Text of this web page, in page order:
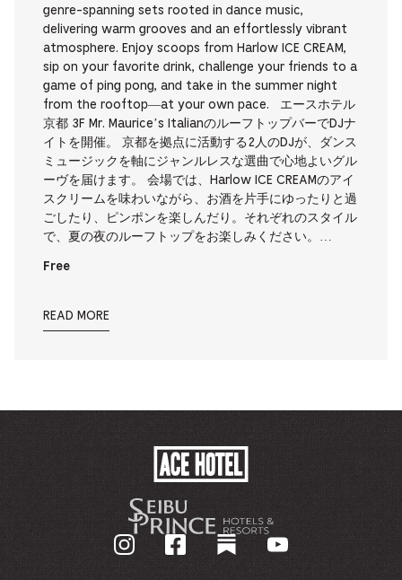
genre-spanning sets rooted in dance music,
delivering warm grooves and an effortlessly vibrant
atmosphere. Enjoy scoops from Harlow ICE CREAM,
sip on your favorite drink, challenge your friends to a
game of ping pong, and take in the summer night
from the rooftop—at your own pace. エースホテル
京都 3F Mr. Maurice’s ItalianのルーフトップバーでDJナ
イトを開催。 京都を拠点に活動する2人のDJが、ダンス
ミュージックを軸にジャンルレスな選曲で心地よいグル
ーヴを届けます。 会場では、Harlow ICE CREAMのアイ
スクリームを味わいながら、お酒を片手にゆったりと過
ごしたり、ピンポンを楽しんだり。それぞれのスタイル
で、夏の夜のルーフトップをお楽しみください。…
Free
READ MORE
業
ホ